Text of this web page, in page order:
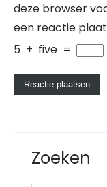
deze browser
een reactie
5 + five =
Zoeken